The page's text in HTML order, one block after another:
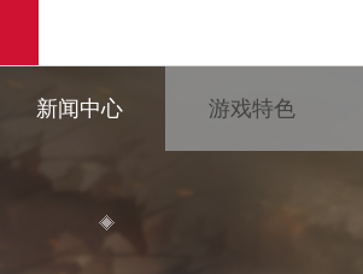
新闻中心 游戏特色